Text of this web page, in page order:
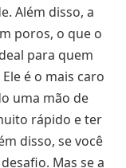
Além disso, a
poros, o que o
para quem
é o mais caro
uma mão de
rápido e ter
disso, se você
Mas se a